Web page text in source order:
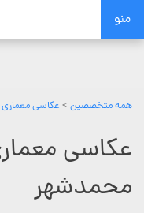
Skip
منو
همه متخصصین > عکاسی
عکاسی
محمدشهر